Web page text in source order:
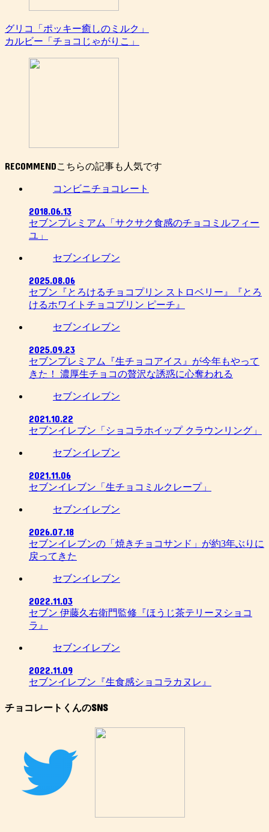
グリコ「ポッキー癒しのミルク」
カルビー「チョコじゃがりこ」
RECOMMEND
コンビニチョコレート
2018.06.13
セブンプレミアム「サクサク食感のチョコミルフィー
ユ」
セブンイレブン
2025.08.06
セブン『とろけるチョコプリン ストロベリー』『とろ
けるホワイトチョコプリン ピーチ』
セブンイレブン
2025.09.23
セブンプレミアム『生チョコアイス』が今年もやって
きた！ 濃厚生チョコの贅沢な誘惑に心奪われる
セブンイレブン
2021.10.22
セブンイレブン「ショコラホイップ クラウンリング」
セブンイレブン
2021.11.06
セブンイレブン「生チョコミルクレープ」
セブンイレブン
2026.07.18
セブンイレブンの「焼きチョコサンド」が約3年ぶりに
戻ってきた
セブンイレブン
2022.11.03
セブン 伊藤久右衛門監修『ほうじ茶テリーヌショコ
ラ』
セブンイレブン
2022.11.09
セブンイレブン『生食感ショコラカヌレ』
チョコレートくんのSNS